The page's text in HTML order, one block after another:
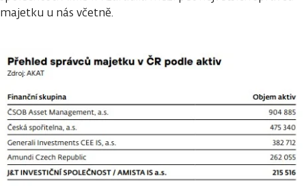
majetku u nás včetně.